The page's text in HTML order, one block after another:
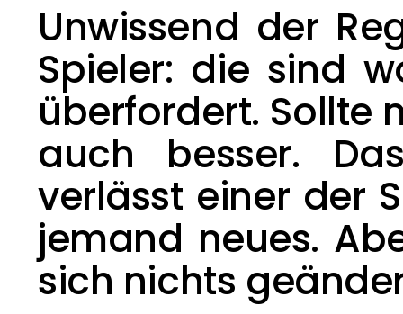
Unwissend der
Spieler: die sind
überfordert. Sollte
auch besser.
verlässt einer der
jemand neues.
sich nichts